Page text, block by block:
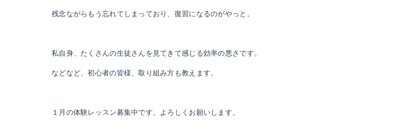
残念ながらもう忘れてしまっており、復習になるのがやっと。
私自身、たくさんの生徒さんを見てきて感じる効率の悪さです。
などなど、初心者の皆様、取り組み方も教えます。
１月の体験レッスン募集中です。よろしくお願いします。